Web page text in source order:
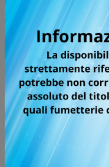
Tutti i